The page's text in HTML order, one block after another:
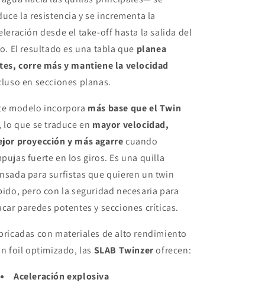
la resistencia y se incrementa la
desde el take-off hasta la salida del
El resultado es una tabla que planea
corre más y mantiene la velocidad
en secciones planas.
modelo incorpora más base que el Twin
, lo que se traduce en mayor velocidad,
proyección y más agarrecuando
fuerte en los giros. Es una quilla
para surfistas que quieren un twin
pero con la seguridad necesaria para
paredes potentes y secciones críticas.
con materiales de alto rendimiento
foil optimizado, las SLAB Twinzerofrecen:
Aceleración explosiva